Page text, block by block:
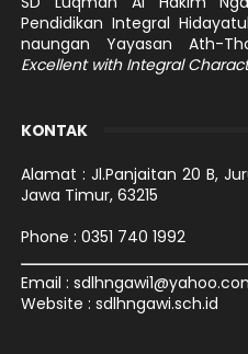
Pendidikan Integral
naungan Yayasan Ath-
Excellent with Integral
KONTAK
Alamat : Jl.Panjaitan 20 B,
Jawa Timur, 63215
Phone : 0351 740 1992
Email :
Website : sdlhngawi.sch.id